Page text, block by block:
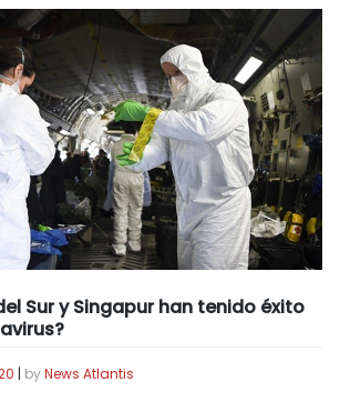
Sur y Singapur han tenido éxito
| byNews Atlantis